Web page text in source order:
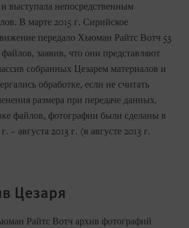
выступала непосредственным
В марте 2015 г. Сирийское
передало Хьюман Райтс Вотч 53
заявив, что они представляют
собранных Цезарем материалов и
обработке, если не считать
размера при передаче данных.
файлов, фотографии были сделаны в
– августа 2013 г. (в августе 2013 г.
Цезаря
Райтс Вотч архив фотографий